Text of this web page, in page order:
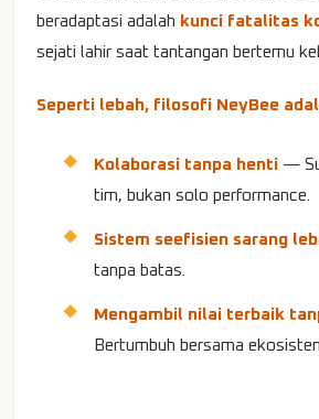
beradaptasi adalah kunci fatalitas
sejati lahir saat tantangan bertemu
Seperti lebah, filosofi NeyBee
Kolaborasi tanpa henti —
tim, bukan solo performance.
Sistem seefisien sarang
tanpa batas.
Mengambil nilai terbaik
Bertumbuh bersama